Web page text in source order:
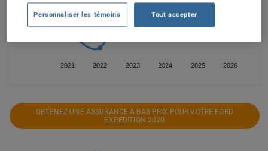
2021 2022 2023 2024 2025 2026
OBTENEZ UNE ASSURANCE À BAS PRIX POUR VOTRE FORD
EXPEDITION 2020
Personnaliser les témoins Tout accepter